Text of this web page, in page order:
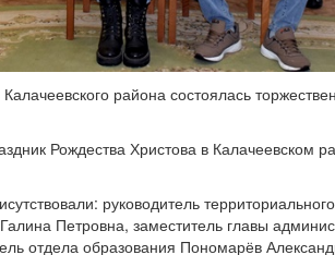
района состоялась
Рождества Христова в Калачеевском
руководитель
Петровна, заместитель главы
отдела образования Пономарёв